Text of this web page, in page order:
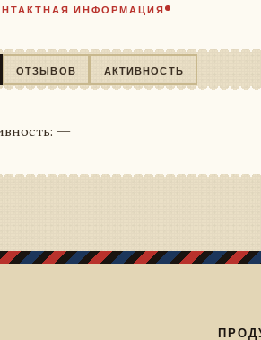
ИНФОРМАЦИЯ
ОТЗЫВОВ АКТИВНОСТЬ
—